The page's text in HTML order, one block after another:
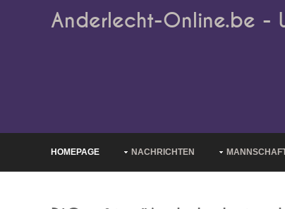
Anderlecht-Online.be -
HOMEPAGE NACHRICHTEN